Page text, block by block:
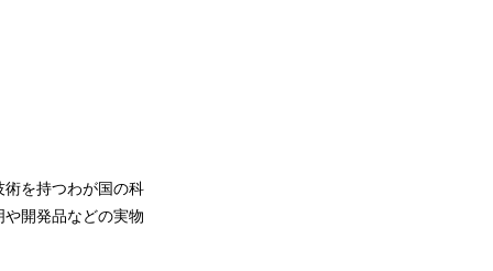
術を持つわが国の科
開発品などの実物